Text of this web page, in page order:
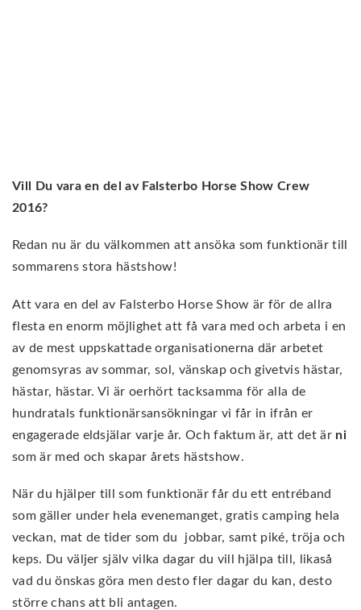
Vill Du vara en del av Falsterbo Horse Show Crew
2016?
Redan nu är du välkommen att ansöka som funktionär till
sommarens stora hästshow!
Att vara en del av Falsterbo Horse Show är för de allra
flesta en enorm möjlighet att få vara med och arbeta i en
av de mest uppskattade organisationerna där arbetet
genomsyras av sommar, sol, vänskap och givetvis hästar,
hästar, hästar. Vi är oerhört tacksamma för alla de
hundratals funktionärsansökningar vi får in ifrån er
engagerade eldsjälar varje år. Och faktum är, att det är ni
som är med och skapar årets hästshow.
När du hjälper till som funktionär får du ett entréband
som gäller under hela evenemanget, gratis camping hela
veckan, mat de tider som du jobbar, samt piké, tröja och
keps. Du väljer själv vilka dagar du vill hjälpa till, likaså
vad du önskas göra men desto fler dagar du kan, desto
större chans att bli antagen.